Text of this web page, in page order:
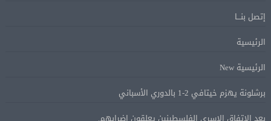
Alcool américain au Canada: «Carney risque d’être pris en
sandwich entre Trump et les provinces»
«Aucune négociation ne peut être bonne avec
l’administration Trump en ce moment», estime une
spécialiste en droit commercial
إتصل بنـــا
الرئيسية
الرئيسية New
برشلونة يهزم خيتافي 2-1 بالدوري الأسباني